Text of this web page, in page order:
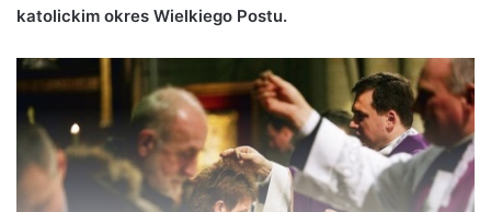
e
a
katolickim okres Wielkiego Postu.